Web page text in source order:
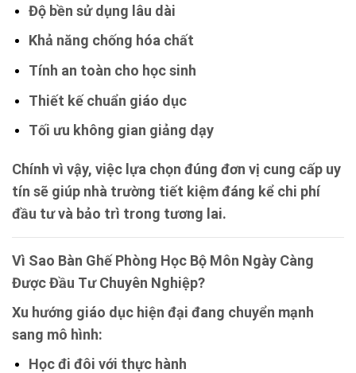
Độ bền sử dụng lâu dài
Khả năng chống hóa chất
Tính an toàn cho học sinh
Thiết kế chuẩn giáo dục
Tối ưu không gian giảng dạy
Chính vì vậy, việc lựa chọn đúng đơn vị cung cấp uy
tín sẽ giúp nhà trường tiết kiệm đáng kể chi phí
đầu tư và bảo trì trong tương lai.
Vì Sao Bàn Ghế Phòng Học Bộ Môn Ngày Càng
Được Đầu Tư Chuyên Nghiệp?
Xu hướng giáo dục hiện đại đang chuyển mạnh
sang mô hình:
Học đi đôi với thực hành